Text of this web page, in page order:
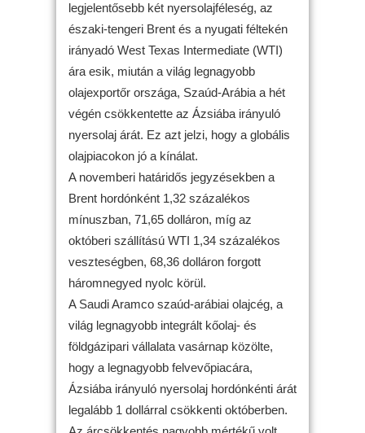
legjelentősebb két nyersolajféleség, az
északi-tengeri Brent és a nyugati féltekén
irányadó West Texas Intermediate (WTI)
ára esik, miután a világ legnagyobb
olajexportőr országa, Szaúd-Arábia a hét
végén csökkentette az Ázsiába irányuló
nyersolaj árát. Ez azt jelzi, hogy a globális
olajpiacokon jó a kínálat.
A novemberi határidős jegyzésekben a
Brent hordónként 1,32 százalékos
mínuszban, 71,65 dolláron, míg az
októberi szállítású WTI 1,34 százalékos
veszteségben, 68,36 dolláron forgott
háromnegyed nyolc körül.
A Saudi Aramco szaúd-arábiai olajcég, a
világ legnagyobb integrált kőolaj- és
földgázipari vállalata vasárnap közölte,
hogy a legnagyobb felvevőpiacára,
Ázsiába irányuló nyersolaj hordónkénti árát
legalább 1 dollárral csökkenti októberben.